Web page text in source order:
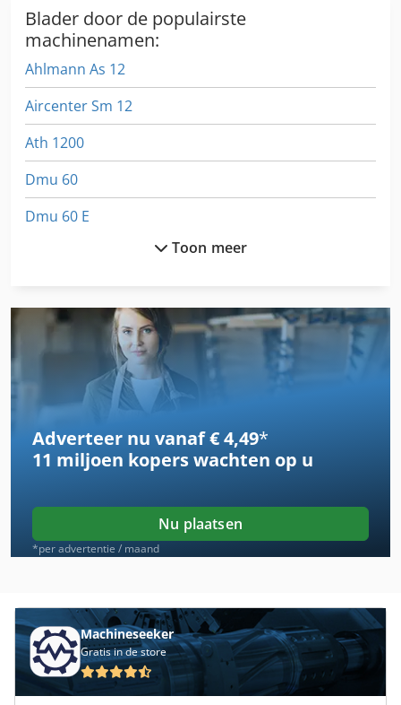
zakelijke klanten, zonder garantie, zonder aanspraak op
garantie of retourrecht. Alle gegevens zonder garantie.
Met het plaatsen van een bod gaat de koper hiermee
akkoord.
Blader door de populairste
machinenamen:
Ahlmann As 12
Aircenter Sm 12
Ath 1200
Dmu 60
Dmu 60 E
Hpp 11
Rlu 210
Schaeff Hr 12
Tnl 12
Upc 80 120
Upright Ab 38
Upright Mx 19
Upright Sl 20
Upright Sl 26 Sl
Toon meer
Adverteer nu vanaf € 4,49*
11 miljoen koperswachten op u
Nu plaatsen
*per advertentie / maand
Machineseeker
Gratis in de store